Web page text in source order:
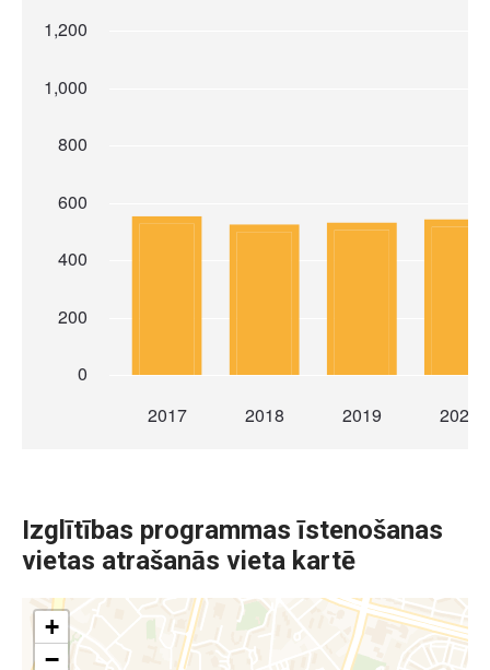
Izglītības programmas īstenošanas
vietas atrašanās vieta kartē
+
−